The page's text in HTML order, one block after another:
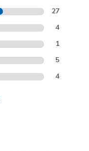
27
4
1
5
4